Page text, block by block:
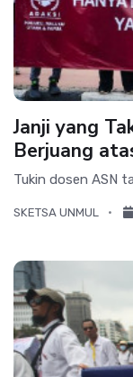
Janji yang
Berjuang
Tukin dosen ASN
SKETSA UNMUL